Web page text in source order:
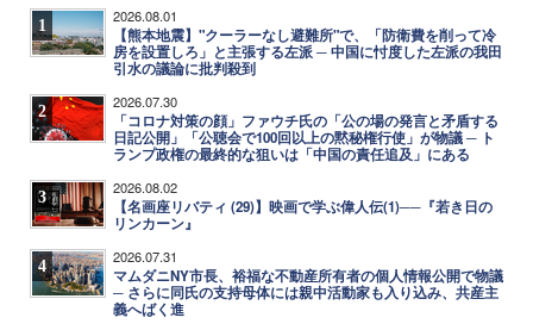
1 2026.08.01
【熊本地震】"クーラーなし避難所"で、「防衛費を削って冷
房を設置しろ」と主張する左派 ─ 中国に忖度した左派の我田
引水の議論に批判殺到
2 2026.07.30
「コロナ対策の顔」ファウチ氏の「公の場の発言と矛盾する
日記公開」「公聴会で100回以上の黙秘権行使」が物議 ─ ト
ランプ政権の最終的な狙いは「中国の責任追及」にある
3 2026.08.02
【名画座リバティ (29)】映画で学ぶ偉人伝(1)──『若き日の
リンカーン』
4 2026.07.31
マムダニNY市長、裕福な不動産所有者の個人情報公開で物議
─ さらに同氏の支持母体には親中活動家も入り込み、共産主
義へばく進